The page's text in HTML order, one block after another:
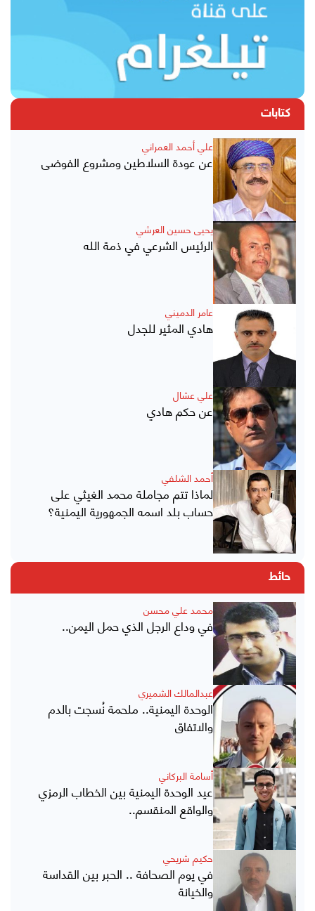
كتابات
علي أحمد العمراني
عن عودة السلاطين ومشروع الفوضى
يحيى حسين العرشي
الرئيس الشرعي في ذمة الله
عامر الدميني
هادي المثير للجدل
علي عشال
عن حكم هادي
أحمد الشلفي
لماذا تتم مجاملة محمد الغيثي على
حساب بلد اسمه الجمهورية اليمنية؟
حائط
محمد علي محسن
في وداع الرجل الذي حمل اليمن..
عبدالمالك الشميري
الوحدة اليمنية.. ملحمة نُسجت بالدم
والاتفاق
أسامة البركاني
عيد الوحدة اليمنية بين الخطاب الرمزي
والواقع المنقسم..
حكيم شريحي
في يوم الصحافة .. الحبر بين القداسة
والخيانة